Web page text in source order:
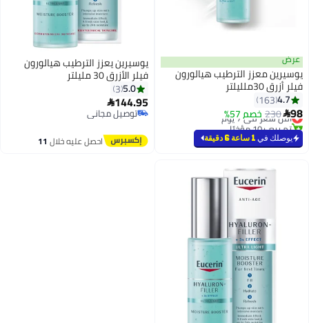
عرض
يوسيرين معزز الترطيب هيالورون
فيلر أزرق 30ملليلتر
4.7
163
98
230 خصم 57% #30 في أقنعة السيروم العلاجية
أقل سعر في 7 يوم
تم بيع +10 مؤخرًا
#30 في أقنعة السيروم العلاجية
يوصلك في 1 ساعة 6 دقيقة
يوسيرين يعزز الترطيب هيالورون
فيلر الأزرق 30 مليلتر
5.0
3
144.95
توصيل مجاني
توصيل مجاني
احصل عليه خلال 11